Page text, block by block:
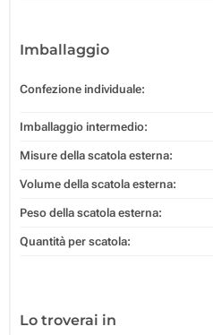
Imballaggio
Confezione individuale:
Imballaggio intermedio:
Misure della scatola esterna:
Volume della scatola esterna:
Peso della scatola esterna:
Quantità per scatola:
Lo troverai in